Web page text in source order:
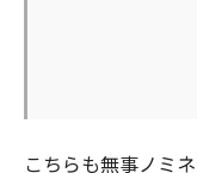
こちらも無事ノミ